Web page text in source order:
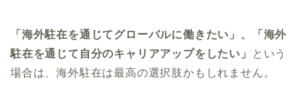
「海外駐在を通じてグローバルに働きたい」、「海外
駐在を通じて自分のキャリアアップをしたい」
という
場合は、海外駐在は最高の選択肢かもしれません。